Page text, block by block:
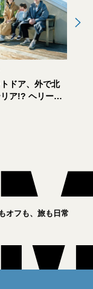
ドア、外で北
ア!? ヘリーハ
オフも、旅も日常